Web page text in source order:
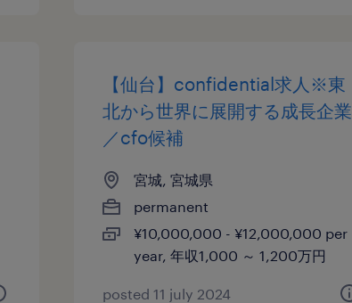
【仙台】confidential求人※東
北から世界に展開する成長企業
／cfo候補
宮城, 宮城県
permanent
¥10,000,000 - ¥12,000,000 per
year, 年収1,000 ～ 1,200万円
posted 11 july 2024